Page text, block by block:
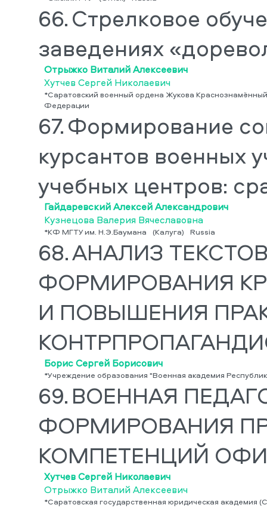
66.Стрелковое
заведениях
Отрыжко Виталий Алексеевич
Хутчев Сергей Николаевич
*Саратовский военный ордена Жукова
Федерации
67.Формирование
курсантов военных
учебных центров:
Гайдаревский Алексей Александрович
Кузнецова Валерия Вячеславовна
*КФ МГТУ им. Н.Э.Баумана (Калуга) Russia
68.АНАЛИЗ
ФОРМИРОВАНИЯ
И ПОВЫШЕНИЯ
Борис Сергей Борисович
*Учреждение образования "Военная академия
69. ВОЕННАЯ
ФОРМИРОВАНИЯ
КОМПЕТЕНЦИЙ
Хутчев Сергей Николаевич
Отрыжко Виталий Алексеевич
*Саратовская государственная юридическая академия